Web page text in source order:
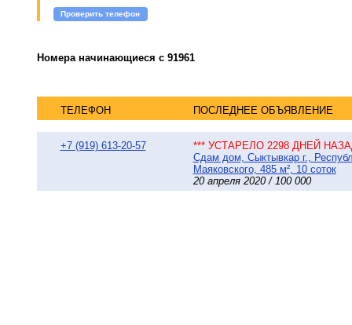
Проверить телефон
Номера начинающиеся с 91961
ТЕЛЕФОН ПОСЛЕДНЕЕ ОБЪЯВЛЕНИЕ
+7 (919) 613-20-57
*** УСТАРЕЛО 2298 ДНЕЙ
Сдам дом, Сыктывкар г.,
Маяковского, 485 м², 10 соток
20 апреля 2020 / 100 000